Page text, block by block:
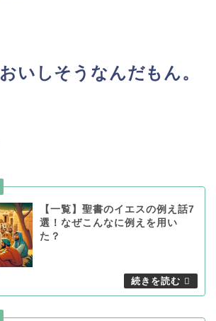
いしそうなんだもん。
【一覧】聖書のイエスの例え話7
選！なぜこんなに例えを用い
た？